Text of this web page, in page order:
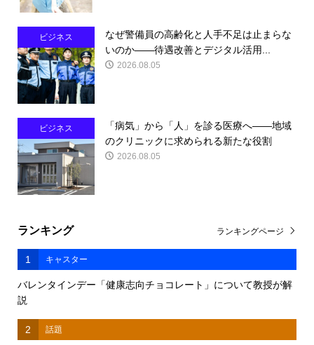
ビジネス
なぜ警備員の高齢化と人手不足は止まらな
いのか――待遇改善とデジタル活用...
2026.08.05
ビジネス
「病気」から「人」を診る医療へ――地域
のクリニックに求められる新たな役割
2026.08.05
ランキング
1 キャスター
バレンタインデー「健康志向チョコレート」について教授が解
説
2 話題
ランキングページ